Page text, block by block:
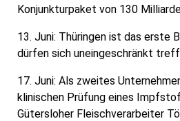
Konjunkturpaket von 130
13. Juni: Thüringen ist das erste
dürfen sich uneingeschränkt
17. Juni: Als zweites
klinischen Prüfung eines
Gütersloher Fleischverarbeiter